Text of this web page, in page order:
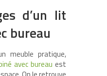
d’un lit
bureau
meuble pratique,
avec bureau est